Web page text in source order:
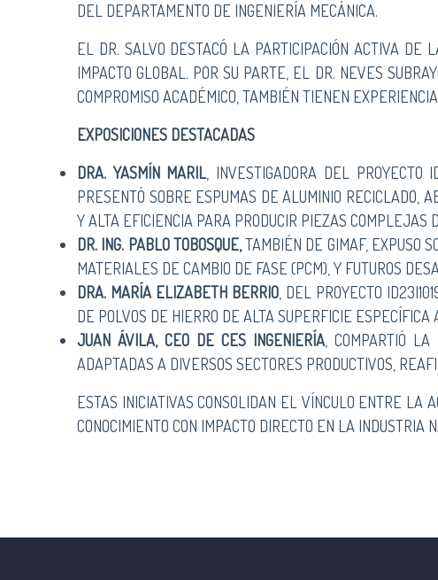
DEL DEPARTAMENTO DE INGENIERÍA MECÁNICA.
EL DR. SALVO DESTACÓ LA PARTICIPACIÓN ACTIVA DE
IMPACTO GLOBAL. POR SU PARTE, EL DR. NEVES
COMPROMISO ACADÉMICO, TAMBIÉN TIENEN
EXPOSICIONES DESTACADAS
DRA. YASMÍN MARIL , INVESTIGADORA DEL
PRESENTÓ SOBRE ESPUMAS DE ALUMINIO RECICLADO,
Y ALTA EFICIENCIA PARA PRODUCIR PIEZAS COMPLEJAS
DR. ING. PABLO TOBOSQUE,TAMBIÉN DE GIMAF, EXPUSO
MATERIALES DE CAMBIO DE FASE (PCM), Y FUTUROS
DRA. MARÍA ELIZABETH BERRIO, DEL PROYECTO
DE POLVOS DE HIERRO DE ALTA SUPERFICIE
JUAN ÁVILA, CEO DE CES INGENIERÍA , COMPARTIÓ
ADAPTADAS A DIVERSOS SECTORES PRODUCTIVOS,
ESTAS INICIATIVAS CONSOLIDAN EL VÍNCULO ENTRE LA
CONOCIMIENTO CON IMPACTO DIRECTO EN LA INDUSTRIA